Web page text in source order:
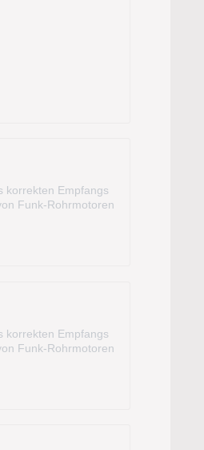
korrekten Empfangs
Funk-Rohrmotoren
korrekten Empfangs
Funk-Rohrmotoren